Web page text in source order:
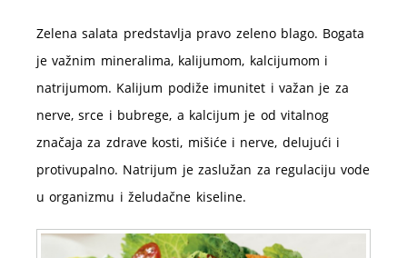
Zelena salata predstavlja pravo zeleno blago. Bogata
je važnim mineralima, kalijumom, kalcijumom i
natrijumom. Kalijum podiže imunitet i važan je za
nerve, srce i bubrege, a kalcijum je od vitalnog
značaja za zdrave kosti, mišiće i nerve, delujući i
protivupalno. Natrijum je zaslužan za regulaciju vode
u organizmu i želudačne kiseline.